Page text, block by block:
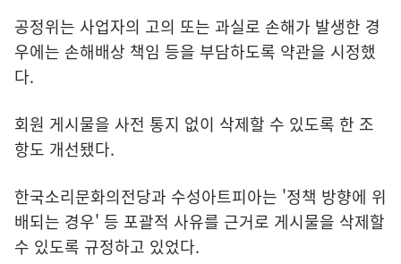
공정위는 사업자의 고의 또는 과실로 손해가 발생한 경
우에는 손해배상 책임 등을 부담하도록 약관을 시정했
다.
회원 게시물을 사전 통지 없이 삭제할 수 있도록 한 조
항도 개선됐다.
한국소리문화의전당과 수성아트피아는 '정책 방향에 위
배되는 경우' 등 포괄적 사유를 근거로 게시물을 삭제할
수 있도록 규정하고 있었다.